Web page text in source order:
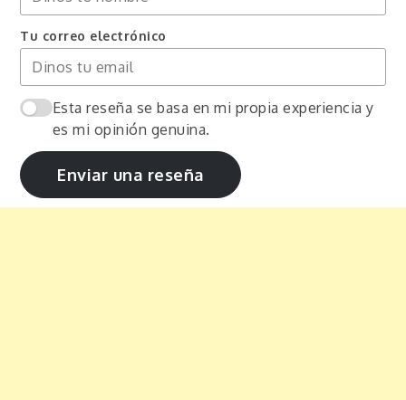
Tu correo electrónico
Esta reseña se basa en mi propia experiencia y
es mi opinión genuina.
Enviar una reseña